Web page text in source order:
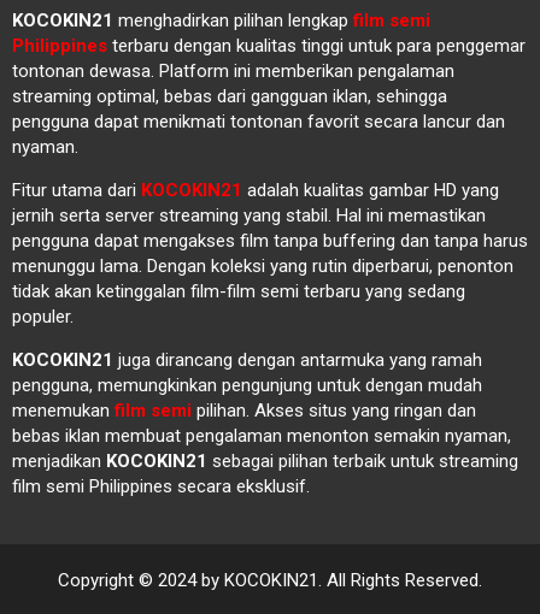
KOCOKIN21 menghadirkan pilihan lengkapfilm semi
Philippines terbaru dengan kualitas tinggi untuk para penggemar
tontonan dewasa. Platform ini memberikan pengalaman
streaming optimal, bebas dari gangguan iklan, sehingga
pengguna dapat menikmati tontonan favorit secara lancur dan
nyaman.
Fitur utama dari KOCOKIN21 adalah kualitas gambar HD yang
jernih serta server streaming yang stabil. Hal ini memastikan
pengguna dapat mengakses film tanpa buffering dan tanpa harus
menunggu lama. Dengan koleksi yang rutin diperbarui, penonton
tidak akan ketinggalan film-film semi terbaru yang sedang
populer.
KOCOKIN21 juga dirancang dengan antarmuka yang ramah
pengguna, memungkinkan pengunjung untuk dengan mudah
menemukanfilm semi pilihan. Akses situs yang ringan dan
bebas iklan membuat pengalaman menonton semakin nyaman,
menjadikan KOCOKIN21 sebagai pilihan terbaik untuk streaming
film semi Philippines secara eksklusif.
Copyright © 2024 by KOCOKIN21. All Rights Reserved.